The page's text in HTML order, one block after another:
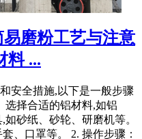
磨粉工艺与注意
料 ...
安全措施,以下是一般步骤
选择合适的铝材料,如铝
砂纸、砂轮、研磨机等。
、口罩等。 2. 操作步骤：